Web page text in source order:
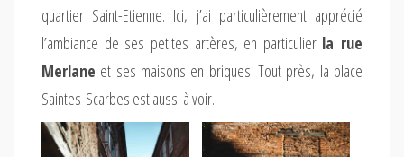
quartier Saint-Etienne. Ici, j’ai particulièrement apprécié
l’ambiance de ses petites artères, en particulier la rue
Merlane et ses maisons en briques. Tout près, la place
Saintes-Scarbes est aussi à voir.